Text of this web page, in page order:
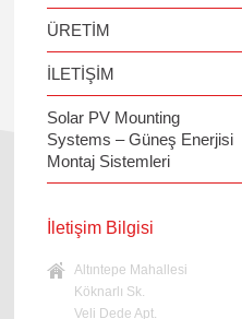
ÜRETİM
İLETİŞİM
Solar PV Mounting
Systems – Güneş Enerjisi
Montaj Sistemleri
İletişim Bilgisi
Altıntepe Mahallesi
Köknarlı Sk.
Veli Dede Apt.